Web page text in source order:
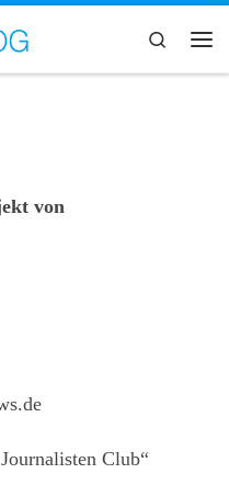
Search
von
Club“